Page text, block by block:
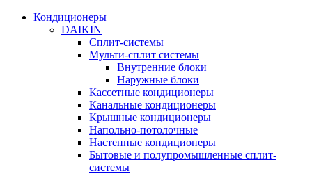
Кондиционеры
DAIKIN
Сплит-системы
Мульти-сплит системы
Внутренние блоки
Наружные блоки
Кассетные кондиционеры
Канальные кондиционеры
Крышные кондиционеры
Напольно-потолочные
Настенные кондиционеры
Бытовые и полупромышленные сплит-
системы